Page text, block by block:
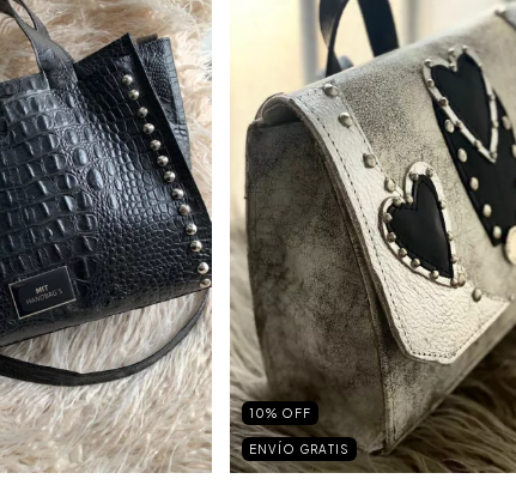
10% OFF
ENVÍO GRATIS